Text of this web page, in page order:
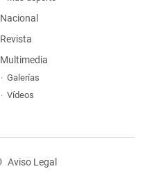
Nacional
Revista
Multimedia
Galerías
Vídeos
Aviso Legal